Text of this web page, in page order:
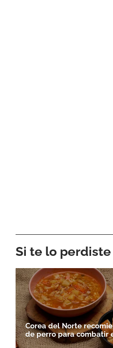
Si te lo perdiste
Corea del Norte
de perro para combatir